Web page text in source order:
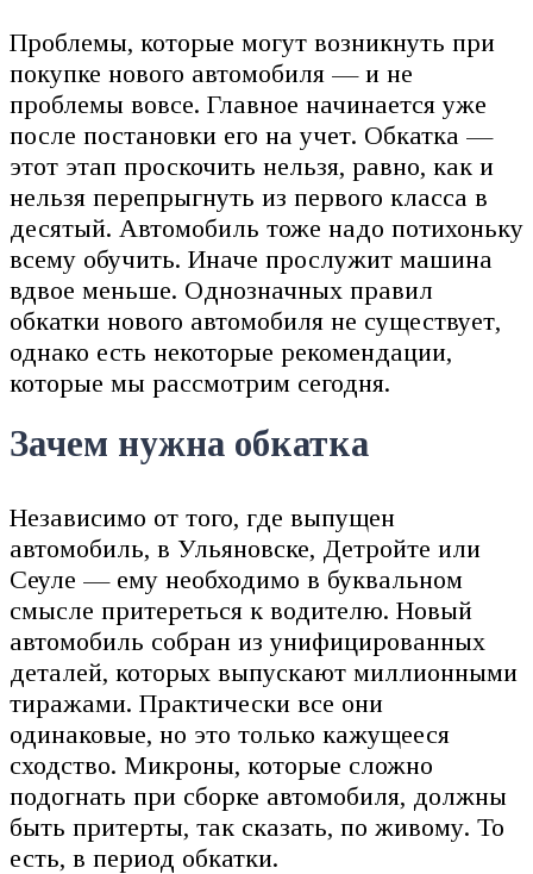
Проблемы, которые могут возникнуть при
покупке нового автомобиля — и не
проблемы вовсе. Главное начинается уже
после постановки его на учет. Обкатка —
этот этап проскочить нельзя, равно, как и
нельзя перепрыгнуть из первого класса в
десятый. Автомобиль тоже надо потихоньку
всему обучить. Иначе прослужит машина
вдвое меньше. Однозначных правил
обкатки нового автомобиля не существует,
однако есть некоторые рекомендации,
которые мы рассмотрим сегодня.
Зачем нужна обкатка
Независимо от того, где выпущен
автомобиль, в Ульяновске, Детройте или
Сеуле — ему необходимо в буквальном
смысле притереться к водителю. Новый
автомобиль собран из унифицированных
деталей, которых выпускают миллионными
тиражами. Практически все они
одинаковые, но это только кажущееся
сходство. Микроны, которые сложно
подогнать при сборке автомобиля, должны
быть притерты, так сказать, по живому. То
есть, в период обкатки.